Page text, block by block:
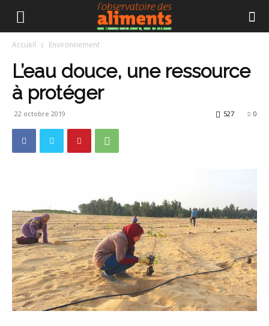
Accueil Environnement
L’eau douce, une ressource
à protéger
22 octobre 2019 0
527